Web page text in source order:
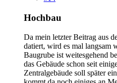
Hochbau
Da mein letzter Beitrag aus
datiert, wird es mal langsam
Baugrube ist weitesgehend
das Gebäude schon seit
Zentralgebäude soll später